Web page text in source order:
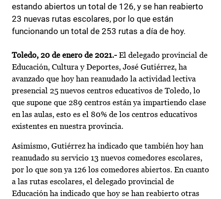
estando abiertos un total de 126, y se han reabierto
23 nuevas rutas escolares, por lo que están
funcionando un total de 253 rutas a día de hoy.
Toledo, 20 de enero de 2021.- El delegado provincial de
Educación, Cultura y Deportes, José Gutiérrez, ha
avanzado que hoy han reanudado la actividad lectiva
presencial 25 nuevos centros educativos de Toledo, lo
que supone que 289 centros están ya impartiendo clase
en las aulas, esto es el 80% de los centros educativos
existentes en nuestra provincia.
Asimismo, Gutiérrez ha indicado que también hoy han
reanudado su servicio 13 nuevos comedores escolares,
por lo que son ya 126 los comedores abiertos. En cuanto
a las rutas escolares, el delegado provincial de
Educación ha indicado que hoy se han reabierto otras